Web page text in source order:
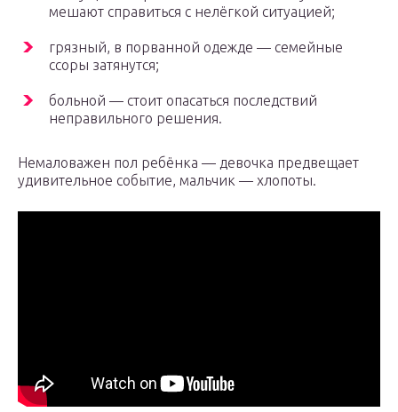
мешают справиться с нелёгкой ситуацией;
грязный, в порванной одежде — семейные
ссоры затянутся;
больной — стоит опасаться последствий
неправильного решения.
Немаловажен пол ребёнка — девочка предвещает
удивительное событие, мальчик — хлопоты.